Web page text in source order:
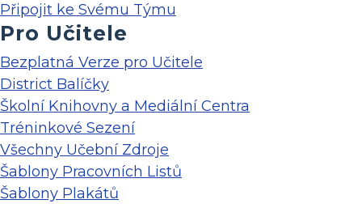
Připojit ke Svému Týmu
Pro Učitele
Bezplatná Verze pro Učitele
District Balíčky
Školní Knihovny a Mediální Centra
Tréninkové Sezení
Všechny Učební Zdroje
Šablony Pracovních Listů
Šablony Plakátů